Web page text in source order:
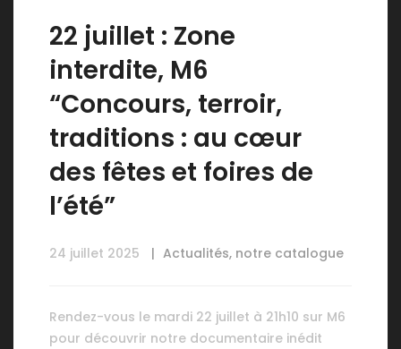
22 juillet : Zone
interdite, M6
“Concours, terroir,
traditions : au cœur
des fêtes et foires de
l’été”
24 juillet 2025 Actualités, notre catalogue
Rendez-vous le mardi 22 juillet à 21h10 sur M6
pour découvrir notre documentaire inédit